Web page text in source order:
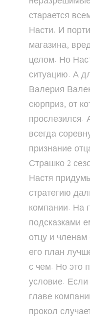
старается
Насти. И
магазина,
целом. Но
ситуацию. А
Валерия
сюрприз, от
прослезился.
всегда
признание
Страшко 2
Настя
стратегию
компании. На
подсказками
отцу и членам
его план
с чем. Но это
условие.
главе
прокол